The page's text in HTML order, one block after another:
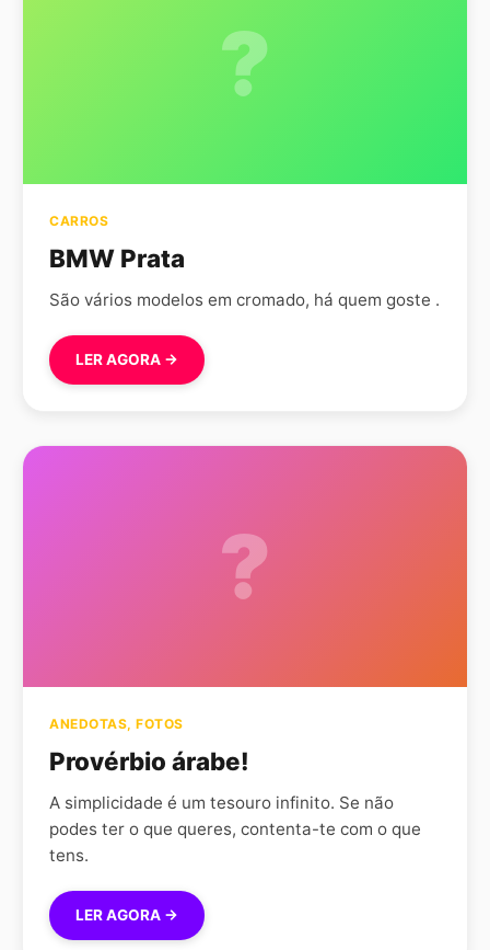
?
CARROS
BMW Prata
São vários modelos em cromado, há quem goste .
LER AGORA →
?
ANEDOTAS, FOTOS
Provérbio árabe!
A simplicidade é um tesouro infinito. Se não
podes ter o que queres, contenta-te com o que
tens.
LER AGORA →